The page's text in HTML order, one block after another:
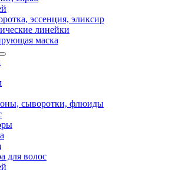
эссенция, эликсир
линейки
маска
сыворотки, флюиды
для волос